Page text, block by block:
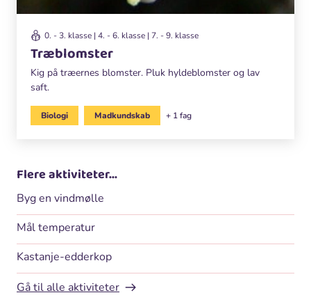
0. - 3. klasse | 4. - 6. klasse | 7. - 9. klasse
Træblomster
Kig på træernes blomster. Pluk hyldeblomster og lav
saft.
Biologi Madkundskab + 1 fag
Flere aktiviteter...
Byg en vindmølle
Mål temperatur
Kastanje-edderkop
Gå til alle aktiviteter